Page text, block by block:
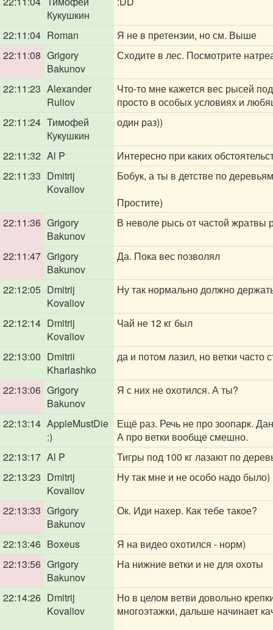
Кукушкин
22:11:04 Roman
Я не в претензии, но см. Выше
22:11:08 Grigory
Bakunov
Сходите в лес. Посмотрите
22:11:23 Alexander
Ruliov
Что-то мне кажется вес рысей
просто в особых условиях и
22:11:24 Тимофей
Кукушкин
один раз))
22:11:32 Al P
Интересно при каких
22:11:33 Dmitrij
Kovaliov
Бобук, а ты в детстве по
Простите)
22:11:36 Grigory
Bakunov
В неволе рысь от частой жратвы
22:11:47 Grigory
Bakunov
Да. Пока вес позволял
22:12:05 Dmitrij
Kovaliov
Ну так нормально должно
22:12:14 Dmitrij
Kovaliov
Чай не 12 кг был
22:13:00 Dmitrii
Kharlashko
да и потом лазил, но ветки часто
22:13:06 Grigory
Bakunov
Я с них не охотился. А ты?
22:13:14 AppleMustDie
:)
Ещё раз. Речь не про зоопарк.
А про ветки вообще смешно.
22:13:17 Al P
Тигры под 100 кг лазают по
22:13:23 Dmitrij
Kovaliov
Ну так мне и не особо надо было)
22:13:33 Grigory
Bakunov
Ок. Иди нахер. Как тебе такое?
22:13:46 Boxeus
Я на видео охотился - норм)
22:13:56 Grigory
Bakunov
На нижние ветки и не для охоты
22:14:26 Dmitrij
Kovaliov
Но в целом ветви довольно
многоэтажки, дальше начинает